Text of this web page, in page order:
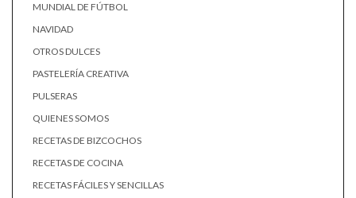
MUNDIAL DE FÚTBOL
NAVIDAD
OTROS DULCES
PASTELERÍA CREATIVA
PULSERAS
QUIENES SOMOS
RECETAS DE BIZCOCHOS
RECETAS DE COCINA
RECETAS FÁCILES Y SENCILLAS